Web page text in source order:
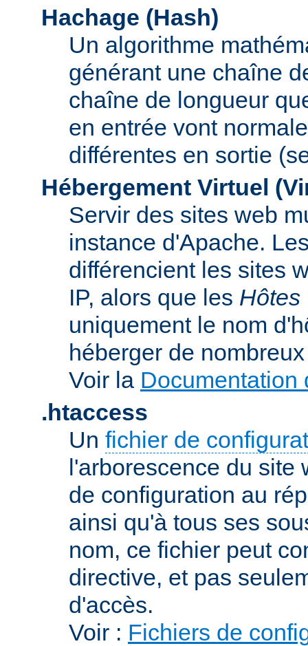
Hachage (Hash)
Un algorithme
générant une chaîne
chaîne de longueur
en entrée vont
différentes en sortie
Hébergement Virtuel
Servir des sites web
instance d'Apache.
différencient les sites
IP, alors que les Hôtes
uniquement le nom
héberger de
Voir la Documentation
.htaccess
Un fichier de
l'arborescence du
de configuration au
ainsi qu'à tous ses
nom, ce fichier peut
directive, et pas
d'accès.
Voir : Fichiers de